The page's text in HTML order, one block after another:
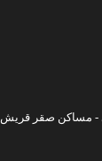
- مساكن صقر قريش